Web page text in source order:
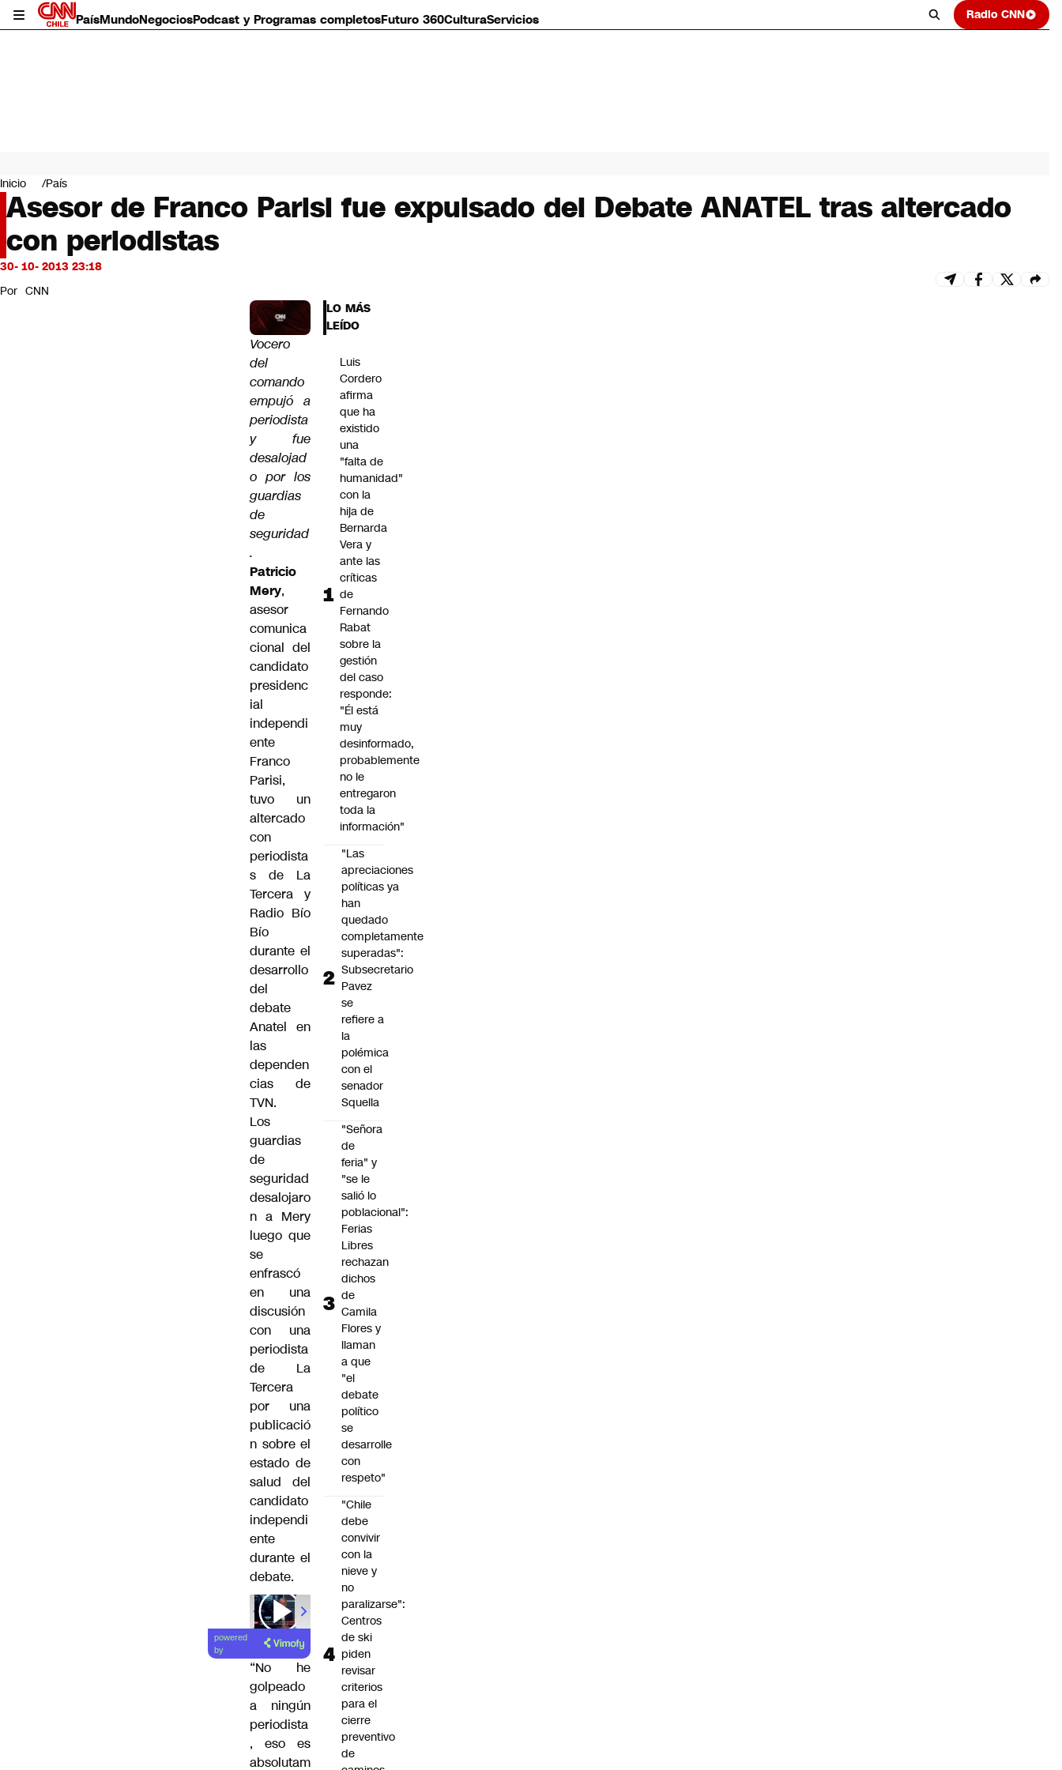
PaísMundoNegociosPodcast y Programas completosFuturo 360CulturaServicios Radio CNN
Mundo
Negocios
Deportes
Programas completos
Cultura
Servicios
Bits
CNN Data
Inicio País
Asesor de Franco Parisi fue expulsado del Debate ANATEL tras altercado
con periodistas
30- 10- 2013 23:18
Por CNN
Vocero
del
comando
empujó a
periodista
y fue
desalojad
o por los
guardias
de
seguridad
.
Patricio
Mery,
asesor
comunica
cional del
candidato
presidenc
ial
independi
ente
Franco
Parisi,
tuvo un
altercado
con
periodista
s de La
Tercera y
Radio Bío
Bío
durante el
desarrollo
del
debate
Anatel en
las
dependen
cias de
TVN.
Los
guardias
de
seguridad
desalojaro
n a Mery
luego que
se
enfrascó
en una
discusión
con una
periodista
de La
Tercera
por una
publicació
n sobre el
estado de
salud del
candidato
independi
ente
durante el
debate.
01:00
powered
by
“No he
golpeado
a ningún
periodista
, eso es
absolutam
LO MÁS
LEÍDO
Luis
Cordero
afirma
que ha
existido
una
"falta de
humanidad"
con la
hija de
Bernarda
Vera y
ante las
críticas
de
Fernando
Rabat
sobre la
gestión
del caso
responde:
"Él está
muy
desinformado,
probablemente
no le
entregaron
toda la
información"
"Las
apreciaciones
políticas ya
han
quedado
completamente
superadas":
Subsecretario
Pavez
se
refiere a
la
polémica
con el
senador
Squella
"Señora
de
feria" y
"se le
salió lo
poblacional":
Ferias
Libres
rechazan
dichos
de
Camila
Flores y
llaman
a que
"el
debate
político
se
desarrolle
con
respeto"
"Chile
debe
convivir
con la
nieve y
no
paralizarse":
Centros
de ski
piden
revisar
criterios
para el
cierre
preventivo
de